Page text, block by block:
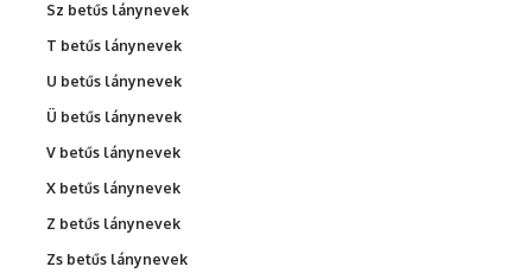
Sz betűs lánynevek
T betűs lánynevek
U betűs lánynevek
Ü betűs lánynevek
V betűs lánynevek
X betűs lánynevek
Z betűs lánynevek
Zs betűs lánynevek